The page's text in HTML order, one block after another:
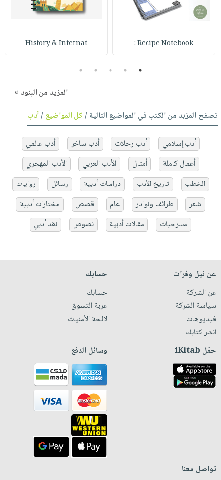
Recipe Notebook :
History & Internat
1
2
3
4
5
المزيد من البنود »
تصفح المزيد من الكتب في المواضيع التالية /كل المواضيع/أدب
أدب إسلامي أدب رحلات أدب ساخر
أدب عالمي
أعمال كاملة
أمثال الأدب العربي
الأدب المهجري
الخطب
تاريخ الأدب دراسات أدبية رسائل
روايات
شعر
طرائف ونوادر عام قصص
مختارات أدبية
مسرحيات
مقالات أدبية نصوص نقد أدبي
عن نيل وفرات
عن الشركة
سياسة الشركة
فيديوهات
انشر كتابك
حسابك
حسابك
عربة التسوق
لائحة الأمنيات
حمّل iKitab وسائل الدفع
تواصل معنا